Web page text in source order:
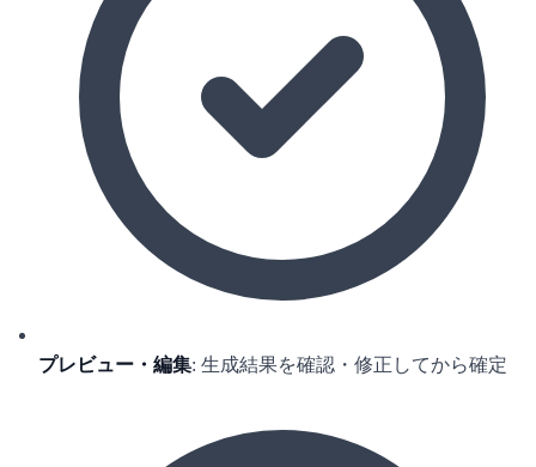
プレビュー・編集: 生成結果を確認・修正してから確定